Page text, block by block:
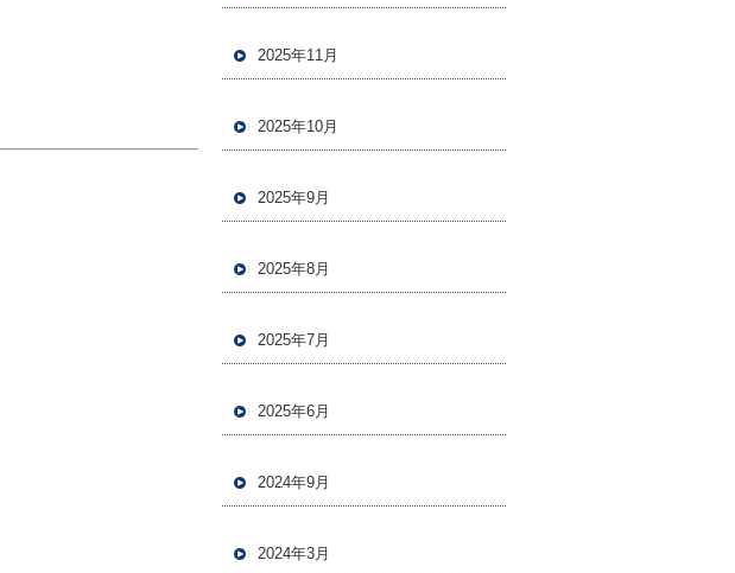
2025年11月
2025年10月
2025年9月
2025年8月
2025年7月
2025年6月
2024年9月
2024年3月